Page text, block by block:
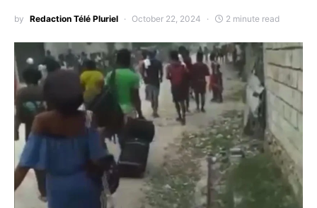
by Redaction Télé Pluriel October 22, 2024 2 minute read